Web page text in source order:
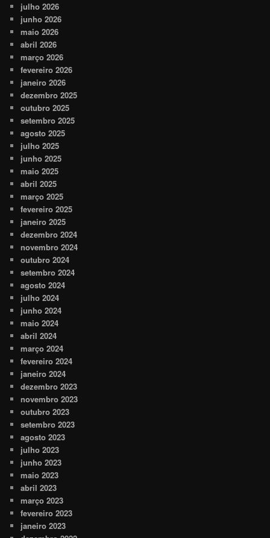
julho 2026
junho 2026
maio 2026
abril 2026
março 2026
fevereiro 2026
janeiro 2026
dezembro 2025
outubro 2025
setembro 2025
agosto 2025
julho 2025
junho 2025
maio 2025
abril 2025
março 2025
fevereiro 2025
janeiro 2025
dezembro 2024
novembro 2024
outubro 2024
setembro 2024
agosto 2024
julho 2024
junho 2024
maio 2024
abril 2024
março 2024
fevereiro 2024
janeiro 2024
dezembro 2023
novembro 2023
outubro 2023
setembro 2023
agosto 2023
julho 2023
junho 2023
maio 2023
abril 2023
março 2023
fevereiro 2023
janeiro 2023